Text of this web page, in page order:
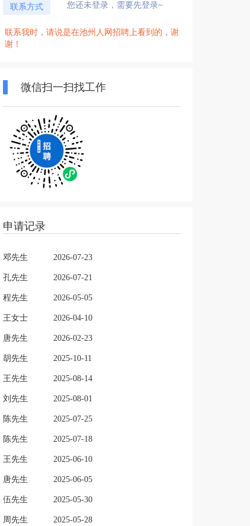
联系方式 您还未登录，需要先登录~
联系我时，请说是在池州人网招聘上看到的，谢
谢！
微信扫一扫找工作
申请记录
邓先生 2026-07-23
孔先生 2026-07-21
程先生 2026-05-05
王女士 2026-04-10
唐先生 2026-02-23
胡先生 2025-10-11
王先生 2025-08-14
刘先生 2025-08-01
陈先生 2025-07-25
陈先生 2025-07-18
王先生 2025-06-10
唐先生 2025-06-05
伍先生 2025-05-30
周先生 2025-05-28